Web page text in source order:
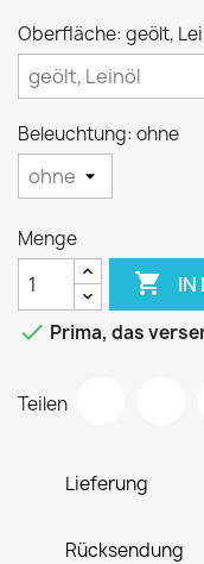
Oberfläche: geölt,
Beleuchtung: ohne
Menge
 IN
 Prima, das
Teilen
Lieferung
Rücksendung